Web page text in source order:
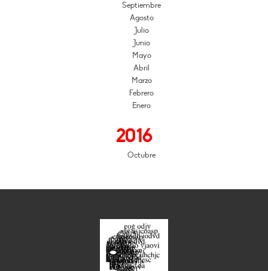
Septiembre
Agosto
Julio
Junio
Mayo
Abril
Marzo
Febrero
Enero
2016
Octubre